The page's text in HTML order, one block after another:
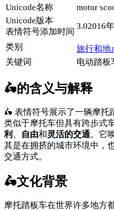
Unicode名称
motor
Unicode版本
表情符号添加时间
3.02016
类别 旅行和地
关键词
电动踏板
🛵的含义与解释
🛵 表情符号展示了一辆摩托
类似于摩托车但具有跨步式
利 、 自由和灵活的交通。它
其是在拥挤的城市环境中，
交通方式。
🛵文化背景
摩托踏板车在世界许多地方